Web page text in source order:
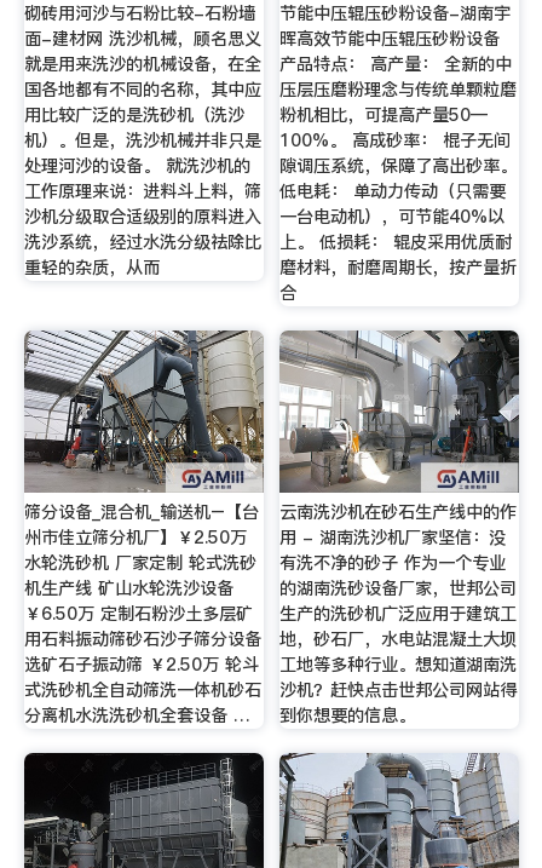
砌砖用河沙与石粉比较-石粉墙
面-建材网 洗沙机械，顾名思义
就是用来洗沙的机械设备，在全
国各地都有不同的名称，其中应
用比较广泛的是洗砂机（洗沙
机）。但是，洗沙机械并非只是
处理河沙的设备。 就洗沙机的
工作原理来说：进料斗上料，筛
沙机分级取合适级别的原料进入
洗沙系统，经过水洗分级祛除比
重轻的杂质，从而
节能中压辊压砂粉设备-湖南宇
晖高效节能中压辊压砂粉设备
产品特点： 高产量： 全新的中
压层压磨粉理念与传统单颗粒磨
粉机相比，可提高产量50—
100%。 高成砂率： 棍子无间
隙调压系统，保障了高出砂率。
低电耗： 单动力传动（只需要
一台电动机），可节能40%以
上。 低损耗： 辊皮采用优质耐
磨材料，耐磨周期长，按产量折
合
筛分设备_混合机_输送机–【台
州市佳立筛分机厂】￥2.50万
水轮洗砂机 厂家定制 轮式洗砂
机生产线 矿山水轮洗沙设备
￥6.50万 定制石粉沙土多层矿
用石料振动筛砂石沙子筛分设备
选矿石子振动筛 ￥2.50万 轮斗
式洗砂机全自动筛洗一体机砂石
分离机水洗洗砂机全套设备 …
云南洗沙机在砂石生产线中的作
用 - 湖南洗沙机厂家坚信：没
有洗不净的砂子 作为一个专业
的湖南洗砂设备厂家，世邦公司
生产的洗砂机广泛应用于建筑工
地，砂石厂，水电站混凝土大坝
工地等多种行业。想知道湖南洗
沙机？赶快点击世邦公司网站得
到你想要的信息。